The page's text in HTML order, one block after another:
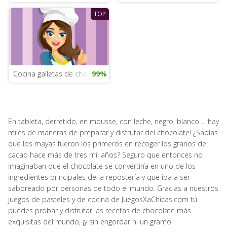
TOP
Cocina galletas de chocolate
99%
En tableta, derretido, en mousse, con leche, negro, blanco… ¡hay
miles de maneras de preparar y disfrutar del chocolate! ¿Sabías
que los mayas fueron los primeros en recoger los granos de
cacao hace más de tres mil años? Seguro que entonces no
imaginaban que el chocolate se convertiría en uno de los
ingredientes principales de la repostería y que iba a ser
saboreado por personas de todo el mundo. Gracias a nuestros
juegos de pasteles y de cocina de JuegosXaChicas.com tú
puedes probar y disfrutar las recetas de chocolate más
exquisitas del mundo, ¡y sin engordar ni un gramo!